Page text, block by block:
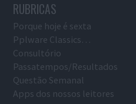
RUBRICAS
Porque hoje é sexta
Pplware Classics…
Consultório
Passatempos/Resultados
Questão Semanal
Apps dos nossos leitores